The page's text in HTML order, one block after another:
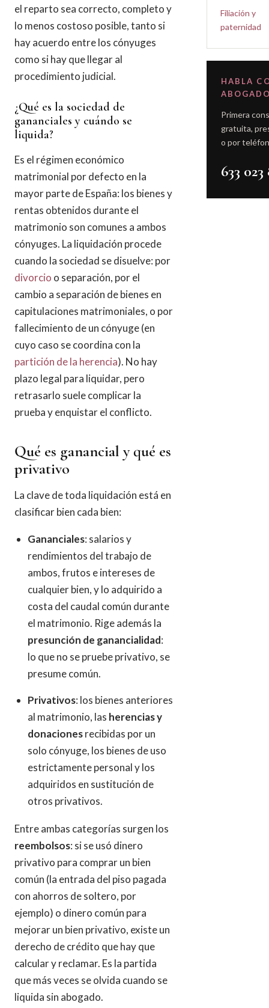
el reparto sea correcto, completo y
lo menos costoso posible, tanto si
hay acuerdo entre los cónyuges
como si hay que llegar al
procedimiento judicial.
¿Qué es la sociedad de
gananciales y cuándo se
liquida?
Es el régimen económico
matrimonial por defecto en la
mayor parte de España: los bienes y
rentas obtenidos durante el
matrimonio son comunes a ambos
cónyuges. La liquidación procede
cuando la sociedad se disuelve: por
divorcio o separación, por el
cambio a separación de bienes en
capitulaciones matrimoniales, o por
fallecimiento de un cónyuge (en
cuyo caso se coordina con la
partición de la herencia). No hay
plazo legal para liquidar, pero
retrasarlo suele complicar la
prueba y enquistar el conflicto.
Qué es ganancial y qué es
privativo
La clave de toda liquidación está en
clasificar bien cada bien:
Gananciales: salarios y
rendimientos del trabajo de
ambos, frutos e intereses de
cualquier bien, y lo adquirido a
costa del caudal común durante
el matrimonio. Rige además la
presunción de ganancialidad:
lo que no se pruebe privativo, se
presume común.
Privativos: los bienes anteriores
al matrimonio, las herencias y
donacionesrecibidas por un
solo cónyuge, los bienes de uso
estrictamente personal y los
adquiridos en sustitución de
otros privativos.
Entre ambas categorías surgen los
reembolsos: si se usó dinero
privativo para comprar un bien
común (la entrada del piso pagada
con ahorros de soltero, por
ejemplo) o dinero común para
mejorar un bien privativo, existe un
derecho de crédito que hay que
calcular y reclamar. Es la partida
que más veces se olvida cuando se
liquida sin abogado.
Filiación y
paternidad
HABLA
Primera
gratuita,
o por
633 023